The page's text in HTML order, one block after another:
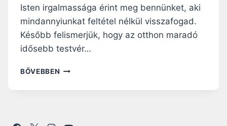
Isten irgalmassága érint meg bennünket, aki
mindannyiunkat feltétel nélkül visszafogad.
Később felismerjük, hogy az otthon maradó
idősebb testvér…
BŐVEBBEN NAGYBÖJTI